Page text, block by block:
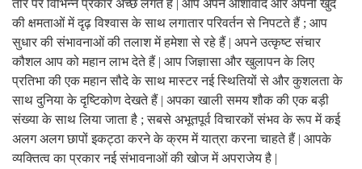
तौर पर विभिन्न प्रकार अच्छे लगते हैं | आप अपने आशावाद और अपनी खुद
की क्षमताओं में दृढ़ विश्वास के साथ लगातार परिवर्तन से निपटते हैं ; आप
सुधार की संभावनाओं की तलाश में हमेशा से रहे हैं | अपने उत्कृष्ट संचार
कौशल आप को महान लाभ देते हैं | आप जिज्ञासा और खुलापन के लिए
प्रतिभा की एक महान सौदे के साथ मास्टर नई स्थितियों से और कुशलता के
साथ दुनिया के दृष्टिकोण देखते हैं | अपका खाली समय शौक की एक बड़ी
संख्या के साथ लिया जाता है ; सबसे अभूतपूर्व विचारकों संभव के रूप में कई
अलग अलग छापों इकट्ठा करने के क्रम में यात्रा करना चाहते हैं | आपके
व्यक्तित्व का प्रकार नई संभावनाओं की खोज में अपराजेय है |